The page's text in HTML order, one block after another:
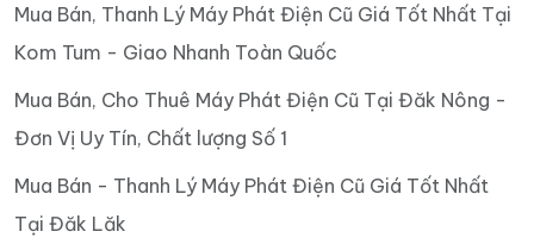
Mua Bán, Thanh Lý Máy Phát Điện Cũ Giá Tốt Nhất Tại
Kom Tum - Giao Nhanh Toàn Quốc
Mua Bán, Cho Thuê Máy Phát Điện Cũ Tại Đăk Nông -
Đơn Vị Uy Tín, Chất lượng Số 1
Mua Bán - Thanh Lý Máy Phát Điện Cũ Giá Tốt Nhất
Tại Đăk Lăk